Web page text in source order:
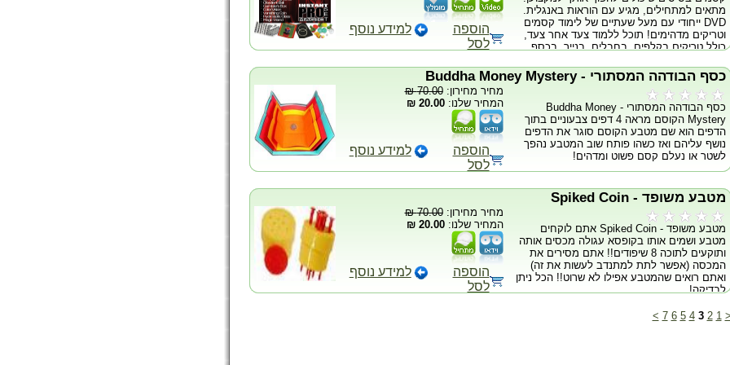
מתאים למתחילים, מגיע עם הוראות באנגלית.
DVD ייחודי עם מעל שעתיים של לימוד קסמים
וטריקים מדהימים! תוכל ללמוד צעד אחר צעד,
כולל טריקים בקלפים, בחבלים, בנייר, בכסף
מעל 50 טריקים שניתן לבצע באמצעות חפצים
יומיומיים. הטריקים האלה הם קלים ללימוד,
ומהנים לביצוע! מעשה בשישה קלפים –הקוסם
מראה שישה קלפים זורק שלושה הצידה ועדיין
נשאר עם שלושה קלפים וזה חוזר חלילה. קלפים
מתכווצים-קלפים גדולים שהופכים ליותר קטנים
ויותר קטנים ויותר קטנים כמה פעמים. מטבע
נעלם-הקוסם לוקח מטבע ומעלים אותו. מקל
קסמים- למגוון רחב של קסמים. כדור נעלם -
היה. ועוד הרבה!
הוספה
לסל
למידע נוסף
כסף הבודהה המסתורי - Buddha Money Mystery
כסף הבודהה המסתורי - Buddha Money
Mystery הקוסם מראה 4 דפים צבעוניים בתוך
הדפים הוא שם מטבע הקוסם סוגר את הדפים
נושף עליהם ואז כשהו פותח שוב המטבע נהפך
לשטר או נעלם קסם פשוט ומדהים!
מחיר מחירון:70.00 ₪
המחיר שלנו:20.00 ₪
הוספה
לסל
למידע נוסף
מטבע משופד - Spiked Coin
מטבע משופד - Spiked Coin אתם לוקחים
מטבע ושמים אותו בקופסא עגולה מכסים אותה
ותוקעים לתוכה 8 שיפודים!! אתם מסירים את
המכסה (אפשר לתת למתנדב לעשות את זה)
ואתם רואים שהמטבע אפילו לא שרוט!! הכל ניתן
לבדיקה!
מחיר מחירון:70.00 ₪
המחיר שלנו:20.00 ₪
הוספה
לסל
למידע נוסף
1
2
3
4
5
6
7
>